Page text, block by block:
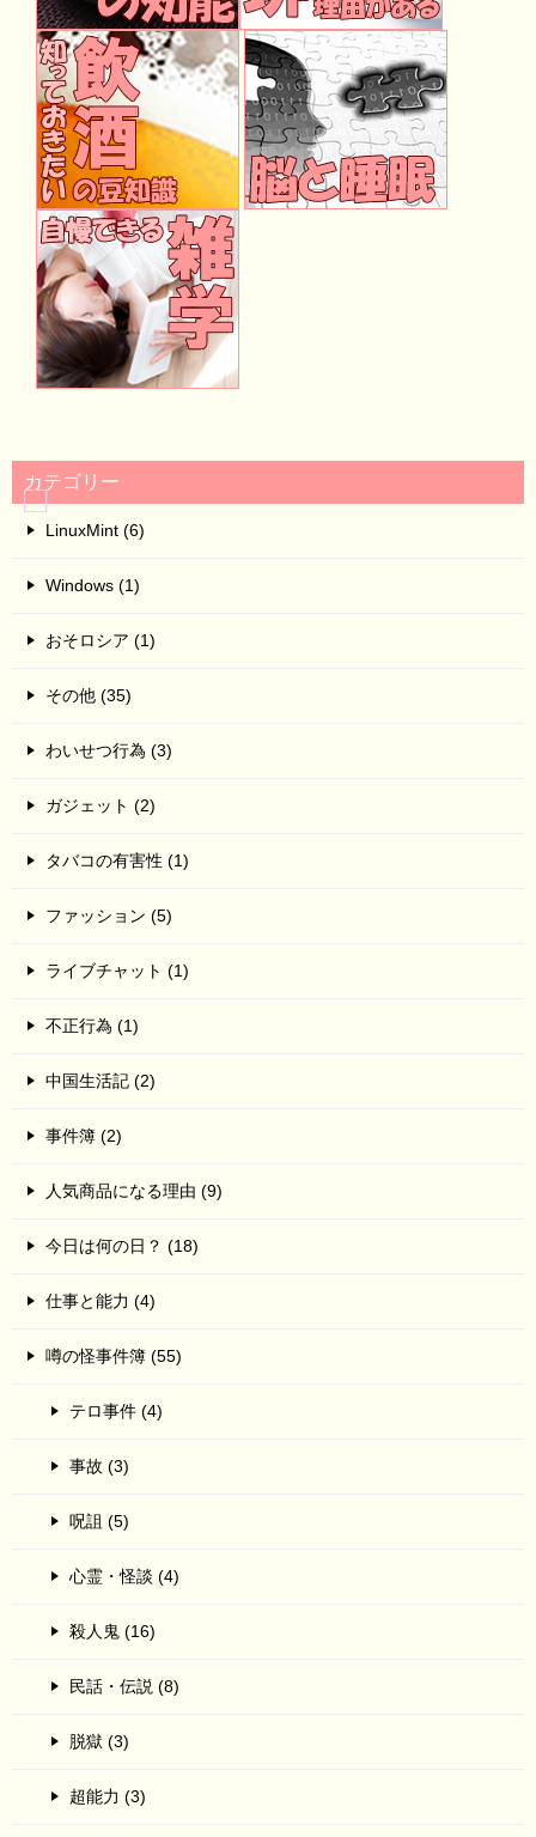
カテゴリー
LinuxMint (6)
Windows (1)
おそロシア (1)
その他 (35)
わいせつ行為 (3)
ガジェット (2)
タバコの有害性 (1)
ファッション (5)
ライブチャット (1)
不正行為 (1)
中国生活記 (2)
事件簿 (2)
人気商品になる理由 (9)
今日は何の日？ (18)
仕事と能力 (4)
噂の怪事件簿 (55)
テロ事件 (4)
事故 (3)
呪詛 (5)
心霊・怪談 (4)
殺人鬼 (16)
民話・伝説 (8)
脱獄 (3)
超能力 (3)